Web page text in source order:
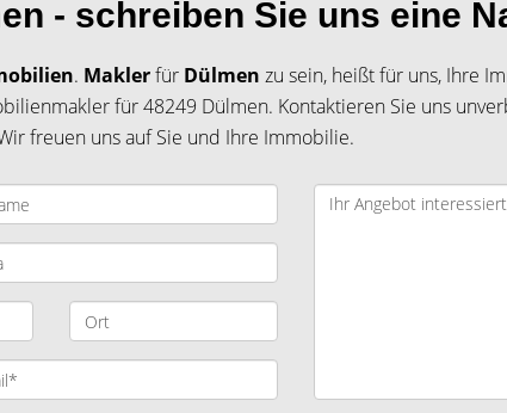
- schreiben Sie uns eine
. Maklerfür Dülmen zu sein, heißt für uns, Ihre
für 48249 Dülmen. Kontaktieren Sie uns
freuen uns auf Sie und Ihre Immobilie.